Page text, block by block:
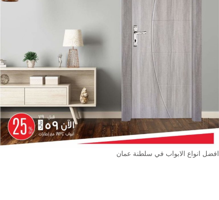
افضل انواع الابواب في سلطنة عمان